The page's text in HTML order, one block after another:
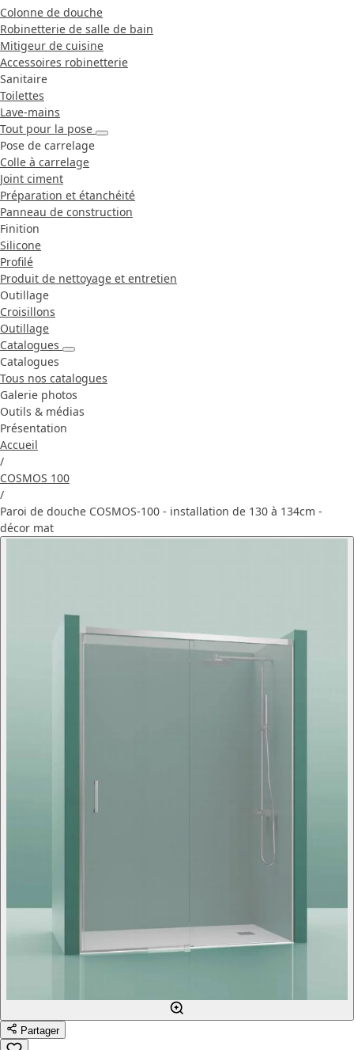
Colonne de douche
Robinetterie de salle de bain
Mitigeur de cuisine
Accessoires robinetterie
Sanitaire
Toilettes
Lave-mains
Tout pour la pose
Pose de carrelage
Colle à carrelage
Joint ciment
Préparation et étanchéité
Panneau de construction
Finition
Silicone
Profilé
Produit de nettoyage et entretien
Outillage
Croisillons
Outillage
Catalogues
Catalogues
Tous nos catalogues
Galerie photos
Outils & médias
Présentation
Accueil
/
COSMOS 100
/
Paroi de douche COSMOS-100 - installation de 130 à 134cm -
décor mat
Partager